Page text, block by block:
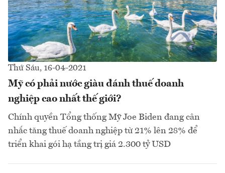
Thứ Sáu, 16-04-2021
Mỹ có phải nước giàu đánh thuế doanh
nghiệp cao nhất thế giới?
Chính quyền Tổng thống Mỹ Joe Biden đang cân
nhắc tăng thuế doanh nghiệp từ 21% lên 28% để
triển khai gói hạ tầng trị giá 2.300 tỷ USD